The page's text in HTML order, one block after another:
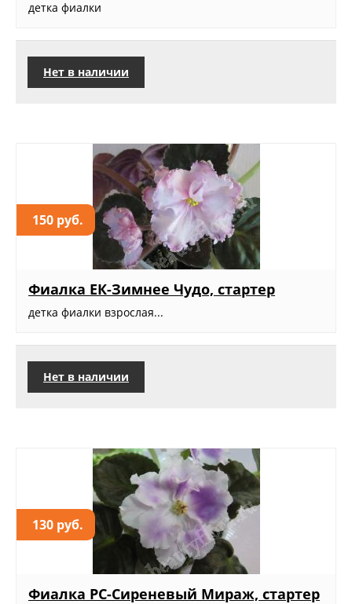
детка фиалки
Нет в наличии
150 руб.
Фиалка ЕК-Зимнее Чудо, стартер
детка фиалки взрослая...
Нет в наличии
130 руб.
Фиалка РС-Сиреневый Мираж, стартер